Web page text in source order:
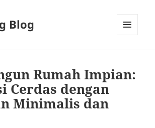
Blog
Rumah Impian:
Cerdas dengan
Minimalis dan